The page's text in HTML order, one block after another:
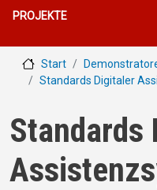
PROJEKTE
Start
Standards Digitaler
Standards